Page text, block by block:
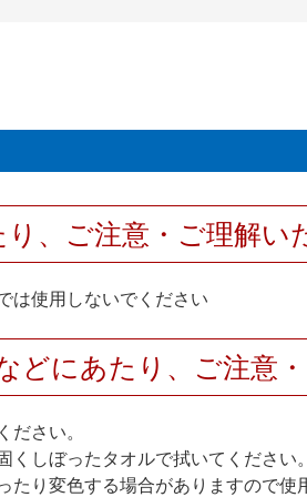
、ご注意・ご理解い
は使用しないでください
どにあたり、ご注意
さい。
しぼったタオルで拭いてください。
り変色する場合がありますので使